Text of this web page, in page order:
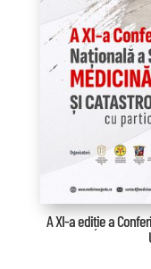
A XI-a ediție a